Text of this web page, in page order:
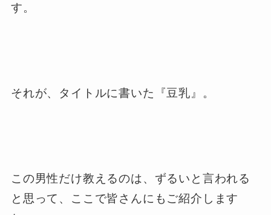
す。
それが、タイトルに書いた『豆乳』。
この男性だけ教えるのは、ずるいと言われる
と思って、ここで皆さんにもご紹介します